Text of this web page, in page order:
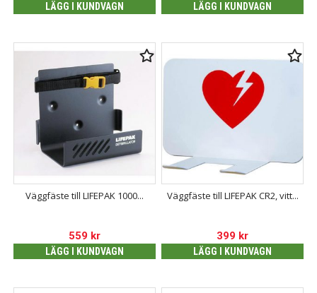
LÄGG I KUNDVAGN LÄGG I KUNDVAGN
Väggfäste till LIFEPAK 1000...
559 kr
LÄGG I KUNDVAGN
Väggfäste till LIFEPAK CR2, vitt...
399 kr
LÄGG I KUNDVAGN